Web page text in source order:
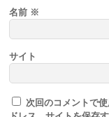
名前 ※
サイト
次回のコメントで